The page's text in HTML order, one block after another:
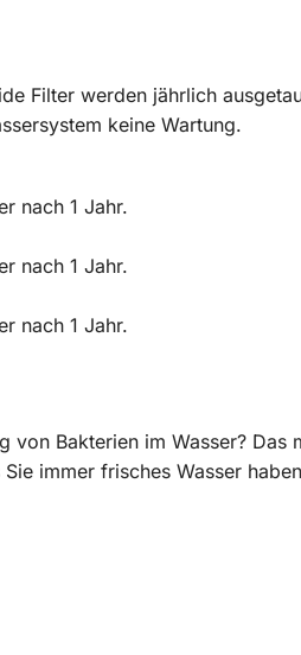
Filter werden jährlich
keine Wartung.
nach 1 Jahr.
nach 1 Jahr.
nach 1 Jahr.
von Bakterien im Wasser?
immer frisches Wasser